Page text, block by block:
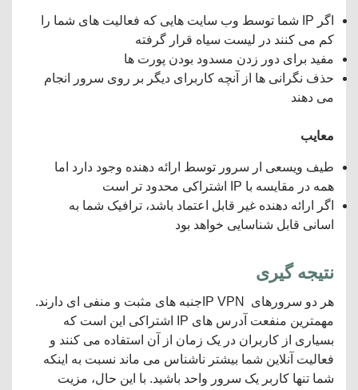
اگر IP شما توسط وب سایت هایی که فعالیت های شما را
کم می کنند در لیست سیاه قرار گرفته
مفید برای دور زدن مسدود بودن پورت ها
حذف نگرانی ها از آنچه کاربرای دیگر بر روی سرور انجام
می دهند
معایب
طیف ویسعی ار سرور توسط ارائه دهنده وجود دارد اما
همه در مقایسه با IP اشتراکی محدود تر است
اگر ارائه دهنده غیر قابل اعتماد باشد، ترافیک شما به
اسانی قابل شناسایی خواهد بود
نتیجه گیری
هر دو سرورهای IP VPNجنبه های مثبت و منفی ای دارند.
مهمترین منفعت آدرس های IP اشتراکی این است که
بسیاری از کاربران در یک زمان از آن استفاده می کنند و
فعالیت آنلاین شما بیشتر ناشناس می ماند نسبت به اینکه
شما تنها کاربر یک سرور واحد باشید. با این حال، مزیت